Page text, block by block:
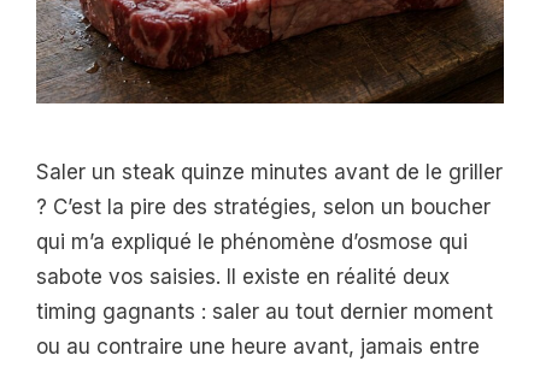
Saler un steak quinze minutes avant de le griller
? C’est la pire des stratégies, selon un boucher
qui m’a expliqué le phénomène d’osmose qui
sabote vos saisies. Il existe en réalité deux
timing gagnants : saler au tout dernier moment
ou au contraire une heure avant, jamais entre